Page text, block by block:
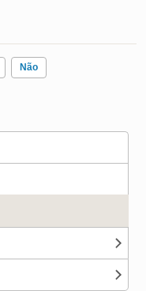
Não
me ajudou